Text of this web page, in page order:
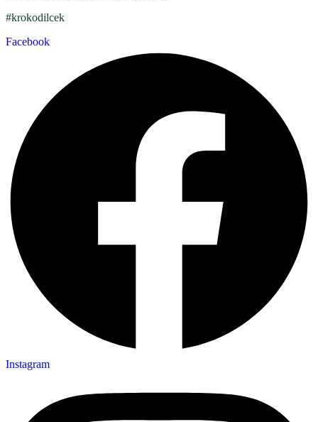
#krokodilcek
Facebook
Instagram